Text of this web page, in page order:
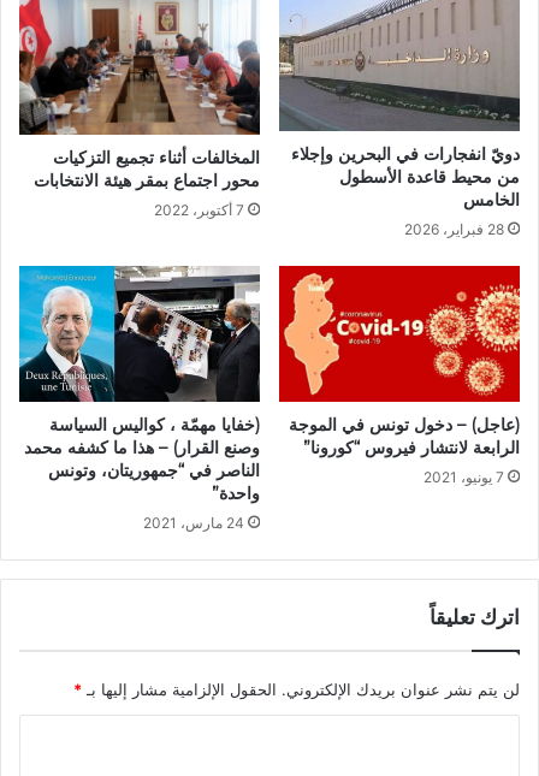
دويّ انفجارات في البحرين وإجلاء
من محيط قاعدة الأسطول
الخامس
28 فبراير، 2026
المخالفات أثناء تجميع التزكيات
محور اجتماع بمقر هيئة الانتخابات
7 أكتوبر، 2022
(عاجل) – دخول تونس في الموجة
الرابعة لانتشار فيروس “كورونا”
7 يونيو، 2021
(خفايا مهمّة ، كواليس السياسة
وصنع القرار) – هذا ما كشفه محمد
الناصر في “جمهوريتان، وتونس
واحدة”
24 مارس، 2021
اترك تعليقاً
لن يتم نشر عنوان بريدك الإلكتروني. الحقول الإلزامية مشار إليها بـ *